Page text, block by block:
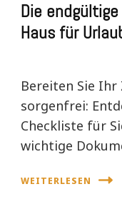
Die
Haus für
Bereiten Sie Ihr
sorgenfrei:
Checkliste für
wichtige
WEITERLESEN